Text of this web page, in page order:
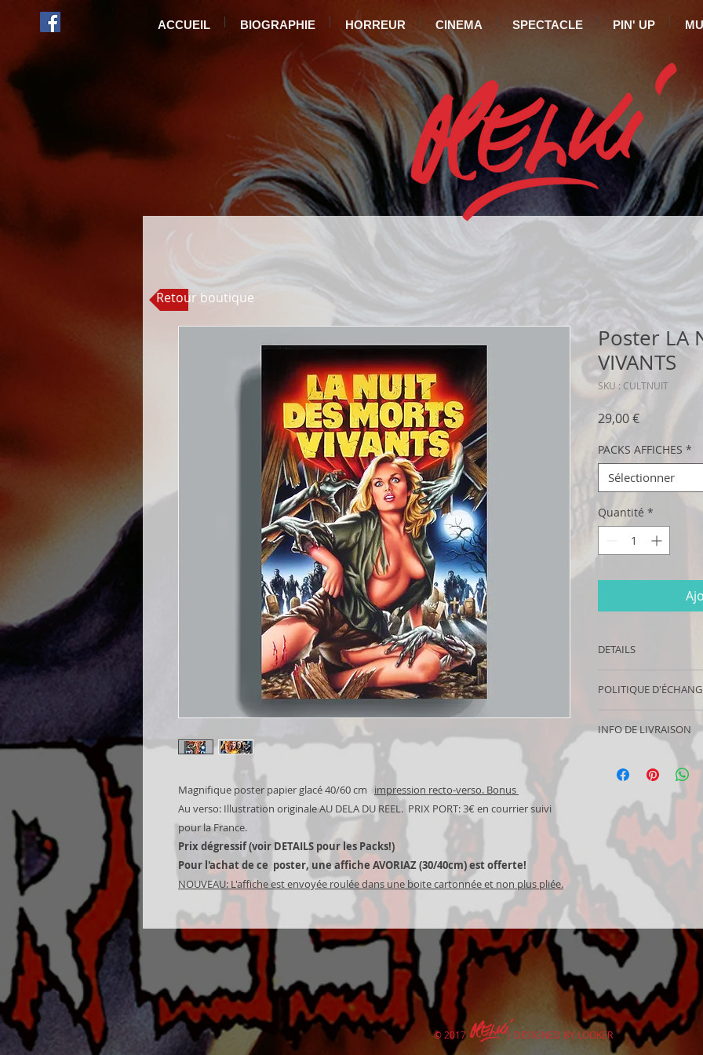
ACCUEIL BIOGRAPHIE HORREUR CINEMA SPECTACLE PIN' UP
Magnifique poster papier glacé 40/60 cm impression recto-verso. Bonus
Au verso: Illustration originale AU DELA DU REEL. PRIX PORT: 3€ en courrier suivi
pour la France.
Prix dégressif (voir DETAILS pour les Packs!)
Pour l'achat de ce poster, une affiche AVORIAZ (30/40cm) est offerte!
NOUVEAU: L'affiche est envoyée roulée dans une boite cartonnée et non plus pliée.
Poster LA
VIVANTS
SKU : CULTNUIT
29,00 €Prix
PACKS AFFICHES *
Sélectionner
Quantité *
DETAILS
Poster collector:
originale de MELKI
(pré)nom
Pour les PACKS,
affiches dans
les BELMONDO,
pas admissibles
POLITIQUE
possibilité de le
contact pour
la cause.
INFO DE LIVRAISON
Livraison en
roulée et bien
Délai de livraison:
Mail tracking for
amount in the
Retour boutique
© 2017 | DESIGNED BY LOOKER